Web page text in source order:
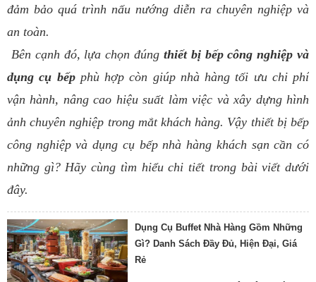
đảm bảo quá trình nấu nướng diễn ra chuyên nghiệp và
an toàn.
Bên cạnh đó, lựa chọn đúng thiết bị bếp công nghiệp và
dụng cụ bếpphù hợp còn giúp nhà hàng tối ưu chi phí
vận hành, nâng cao hiệu suất làm việc và xây dựng hình
ảnh chuyên nghiệp trong mắt khách hàng. Vậy thiết bị bếp
công nghiệp và dụng cụ bếp nhà hàng khách sạn cần có
những gì? Hãy cùng tìm hiểu chi tiết trong bài viết dưới
đây.
Dụng Cụ Buffet Nhà Hàng Gồm Những
Gì? Danh Sách Đầy Đủ, Hiện Đại, Giá
Rẻ